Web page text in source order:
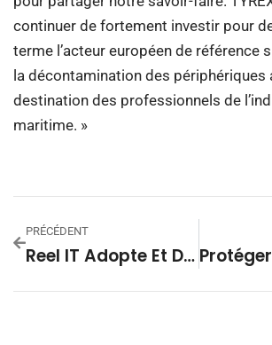
continuer de fortement investir pour
terme l’acteur européen de référence
la décontamination des périphériques
destination des professionnels de
maritime. »
PRÉCÉDENT
Reel IT Adopte Et Distribue La Plateforme NDR De Custocy En France